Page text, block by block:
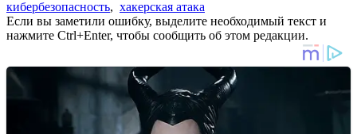
кибербезопасность, хакерская атака
Если вы заметили ошибку, выделите необходимый текст и
нажмите Ctrl+Enter, чтобы сообщить об этом редакции.